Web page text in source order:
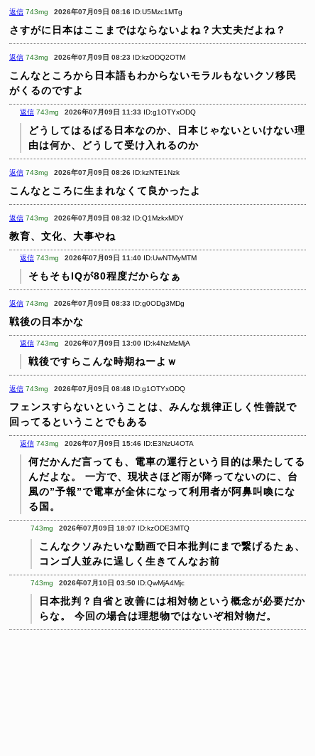
返信 743mg 2026年07月09日 08:16 ID:U5Mzc1MTg
さすがに日本はここまではならないよね？大丈夫だよね？
返信 743mg 2026年07月09日 08:23 ID:kzODQ2OTM
こんなところから日本語もわからないモラルもないクソ移民
がくるのですよ
返信 743mg 2026年07月09日 11:33 ID:g1OTYxODQ
どうしてはるばる日本なのか、日本じゃないといけない理
由は何か、どうして受け入れるのか
返信 743mg 2026年07月09日 08:26 ID:kzNTE1Nzk
こんなところに生まれなくて良かったよ
返信 743mg 2026年07月09日 08:32 ID:Q1MzkxMDY
教育、文化、大事やね
返信 743mg 2026年07月09日 11:40 ID:UwNTMyMTM
そもそもIQが80程度だからなぁ
返信 743mg 2026年07月09日 08:33 ID:g0ODg3MDg
戦後の日本かな
返信 743mg 2026年07月09日 13:00 ID:k4NzMzMjA
戦後ですらこんな時期ねーよｗ
返信 743mg 2026年07月09日 08:48 ID:g1OTYxODQ
フェンスすらないということは、みんな規律正しく性善説で
回ってるということでもある
返信 743mg 2026年07月09日 15:46 ID:E3NzU4OTA
何だかんだ言っても、電車の運行という目的は果たしてる
んだよな。
一方で、現状さほど雨が降ってないのに、台
風の”予報”で電車が全休になって利用者が阿鼻叫喚にな
る国。
743mg 2026年07月09日 18:07 ID:kzODE3MTQ
こんなクソみたいな動画で日本批判にまで繋げるたぁ、
コンゴ人並みに逞しく生きてんなお前
743mg 2026年07月10日 03:50 ID:QwMjA4Mjc
日本批判？自省と改善には相対物という概念が必要だか
らな。
今回の場合は理想物ではないぞ相対物だ。